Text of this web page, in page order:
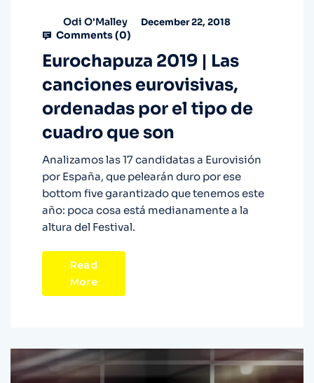
Odi O'Malley December 22, 2018
Comments (0)
Eurochapuza 2019 | Las
canciones eurovisivas,
ordenadas por el tipo de
cuadro que son
Analizamos las 17 candidatas a Eurovisión
por España, que pelearán duro por ese
bottom five garantizado que tenemos este
año: poca cosa está medianamente a la
altura del Festival.
Read
More